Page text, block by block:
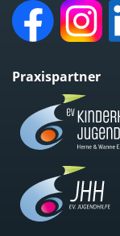
Praxispartner